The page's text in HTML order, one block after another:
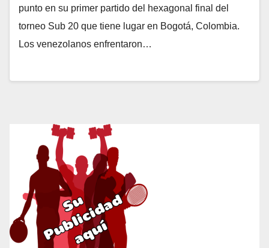
punto en su primer partido del hexagonal final del
torneo Sub 20 que tiene lugar en Bogotá, Colombia.
Los venezolanos enfrentaron…